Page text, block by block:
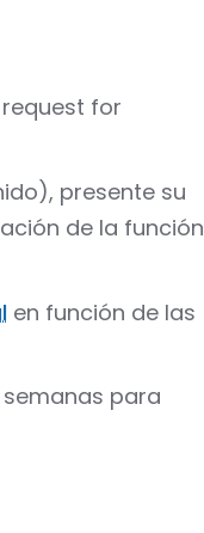
for
presente su
de la función
en función de las
para